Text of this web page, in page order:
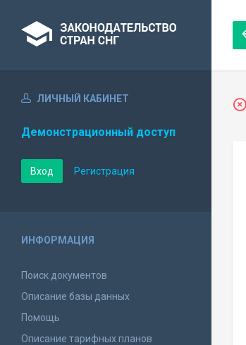
ЛИЧНЫЙ КАБИНЕТ
Демонстрационный доступ
Вход Регистрация
ИНФОРМАЦИЯ
Поиск документов
Описание базы данных
Помощь
Описание тарифных планов